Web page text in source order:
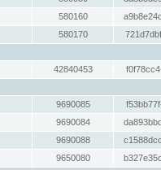
580160
580170
42840453
9690085
9690084
9690088
9650080